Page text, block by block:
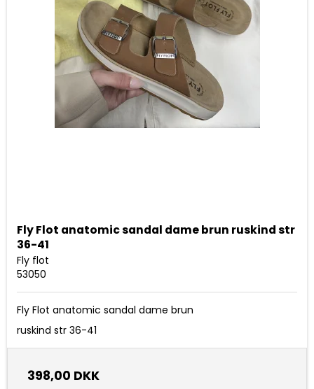
Fly Flot anatomic sandal dame brun ruskind str
36-41
Fly flot
53050
Fly Flot anatomic sandal dame brun
ruskind str 36-41
398,00 DKK